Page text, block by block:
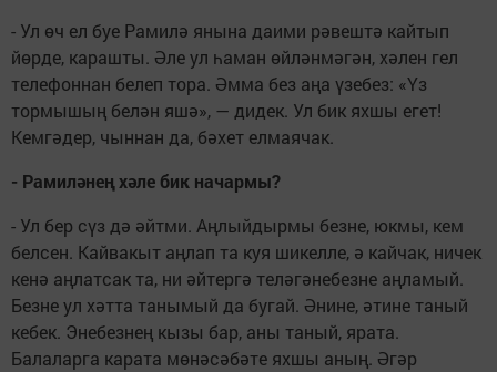
- Ул өч ел буе Рамилә янына даими рәвештә кайтып
йөрде, карашты. Әле ул һаман өйләнмәгән, хәлен гел
телефоннан белеп тора. Әмма без аңа үзебез: «Үз
тормышың белән яшә», — дидек. Ул бик яхшы егет!
Кемгәдер, чыннан да, бәхет елмаячак.
- Рамиләнең хәле бик начармы?
- Ул бер сүз дә әйтми. Аңлыйдырмы безне, юкмы, кем
белсен. Кайвакыт аңлап та куя шикелле, ә кайчак, ничек
кенә аңлатсак та, ни әйтергә теләгәнебезне аңламый.
Безне ул хәтта танымый да бугай. Әнине, әтине таный
кебек. Энебезнең кызы бар, аны таный, ярата.
Балаларга карата мөнәсәбәте яхшы аның. Әгәр